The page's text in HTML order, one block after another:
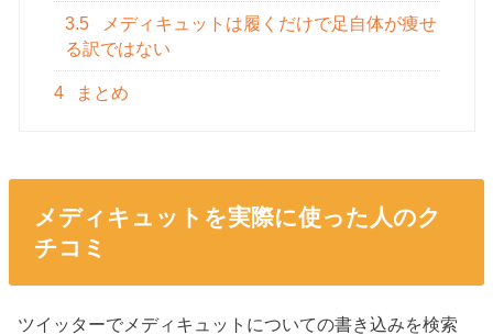
3.5
メディキュットは履くだけで足自体が痩せ
る訳ではない
4 まとめ
メディキュットを実際に使った人のク
チコミ
ツイッターでメディキュットについての書き込みを検索